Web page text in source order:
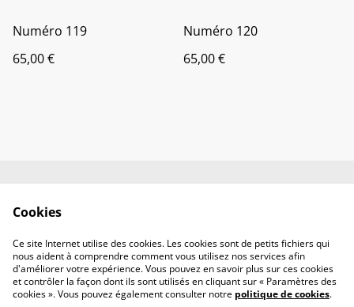
Numéro 119
65,00 €
Numéro 120
65,00 €
confidentialité
Politique de cookies
Cookies
Ce site Internet utilise des cookies. Les cookies sont de petits fichiers qui
nous aident à comprendre comment vous utilisez nos services afin
d'améliorer votre expérience. Vous pouvez en savoir plus sur ces cookies
et contrôler la façon dont ils sont utilisés en cliquant sur « Paramètres des
cookies ». Vous pouvez également consulter notre politique de cookies.